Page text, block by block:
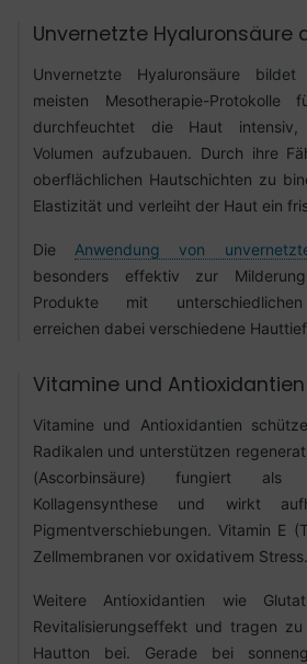
Unvernetzte Hyaluronsäure
Unvernetzte Hyaluronsäure
meisten Mesotherapie-
durchfeuchtet die Haut intensiv,
Volumen aufzubauen. Durch ihre
oberflächlichen Hautschichten zu
Elastizität und verleiht der Haut ein
Die Anwendung von
besonders effektiv zur
Produkte mit unterschiedlichen
erreichen dabei verschiedene
Vitamine und Antioxidantien
Vitamine und Antioxidantien
Radikalen und unterstützen
(Ascorbinsäure) fungiert
Kollagensynthese und wirkt
Pigmentverschiebungen. Vitamin E
Zellmembranen vor oxidativem Stress.
Weitere Antioxidantien wie
Revitalisierungseffekt und tragen
Hautton bei. Gerade bei